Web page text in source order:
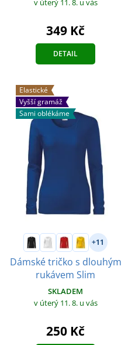
v úterý 11. 8. u vás
349 Kč
DETAIL
Elastické
Vyšší gramáž
Sami oblékáme
+11
Dámské tričko s dlouhým
rukávem Slim
SKLADEM
v úterý 11. 8. u vás
250 Kč